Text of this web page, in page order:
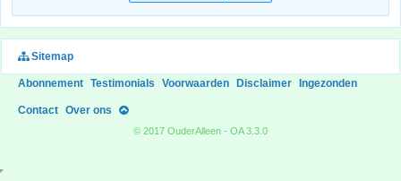
Sitemap
Abonnement Testimonials Voorwaarden Disclaimer Ingezonden
Contact Over ons
© 2017 OuderAlleen - OA 3.3.0